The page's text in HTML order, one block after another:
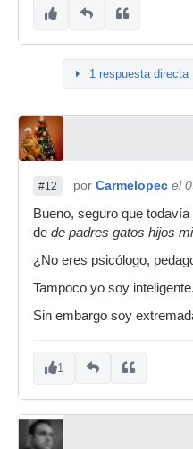
1 respuesta directa
#12 por Carmelopec el
Bueno, seguro que
de de padres gatos hijos
¿No eres psicólogo,
Tampoco yo soy inteligente.
Sin embargo soy
1